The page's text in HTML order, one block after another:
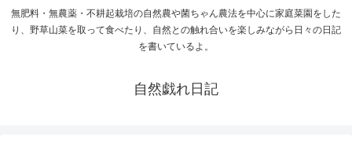
無肥料・無農薬・不耕起栽培の自然農や菌ちゃん農法を中心に家庭菜園をした
り、野草山菜を取って食べたり、自然との触れ合いを楽しみながら日々の日記
を書いているよ。
自然戯れ日記